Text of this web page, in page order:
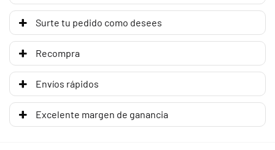
Surte tu pedido como desees
Recompra
Envíos rápidos
Excelente margen de ganancia